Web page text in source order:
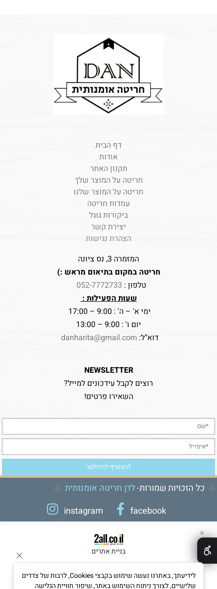
דף הבית
אודות
תקנון האתר
חריטה על המוצר שלך
חריטה על המוצר שלנו
עמדות חריטה
ביקורות גוגל
יצירת קשר
הצהרת נגישות
המזמרה 3, נס ציונה
חריטה במקום בתיאום מראש :)
טלפון : 052-7772733
שעות הפעילות :
ימי א' – ה' : 9:00 – 17:00
יום ו' : 9:00 – 13:00
דוא"ל: danharita@gmail.com
NEWSLETTER
רוצים לקבל עידכונים למייל?
השאירו פרטים!
כל הזכויות שמורות-לדן חריטה אומנותית
instagram
facebook
בניית אתרים
✕
לידיעתך, באתרנו נעשה שימוש בקבצי Cookies, לרבות של צדדים
שלישיים, לצורך ניתוח השימוש באתר, שיפור חוויית הגלישה